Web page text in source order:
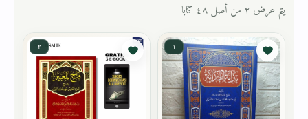
يتم عرض ٢ من أصل ٤٨ كتابا
١ ٢